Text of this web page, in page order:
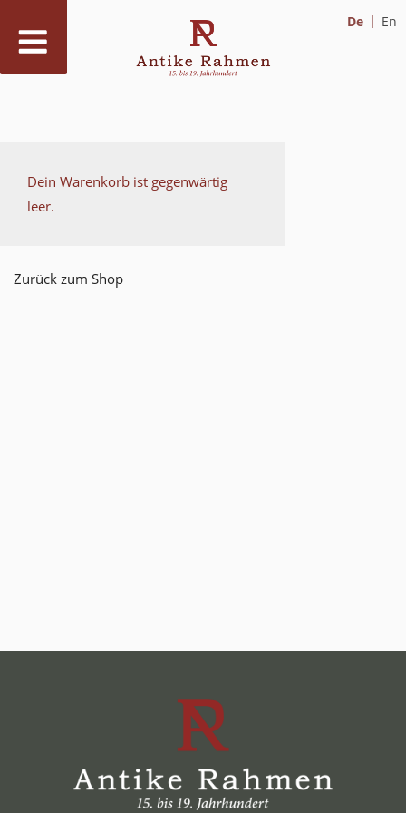
Inhalt
springen
De En
Dein Warenkorb ist gegenwärtig
leer.
Zurück zum Shop